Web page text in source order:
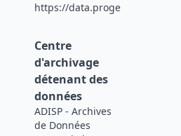
https://data.progedo.fr
Centre
d'archivage
détenant des
données
ADISP - Archives
de Données